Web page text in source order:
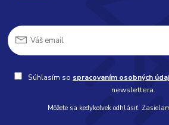
Súhlasím so spracovaním osobných
newslettera.
Môžete sa kedykoľvek odhlásiť.